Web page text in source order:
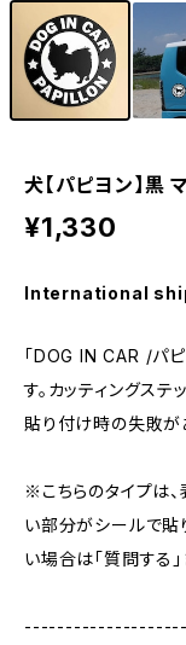
犬【パピヨン】黒
¥1,330
International
「DOG IN CAR /パ
す。カッティングス
貼り付け時の失敗が
※こちらのタイプは
い部分がシールで貼
い場合は「質問する